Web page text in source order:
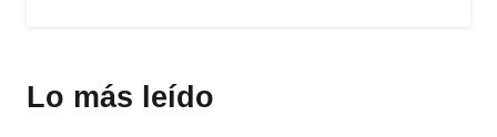
Lo más leído